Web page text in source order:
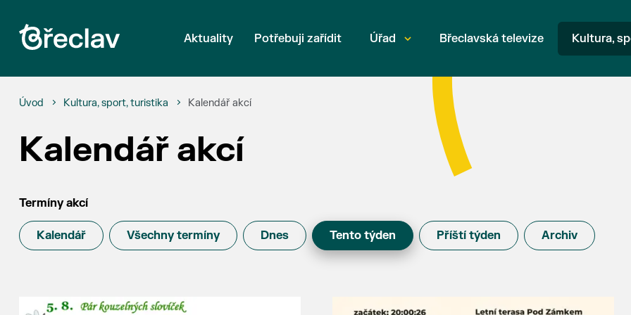
Aktuality Potřebuji zařídit Úřad Břeclavská televize Kultura,
Úvod Kultura, sport, turistika Kalendář akcí
Kalendář akcí
Termíny akcí
Kalendář Všechny termíny Dnes Tento týden Příští týden Archiv